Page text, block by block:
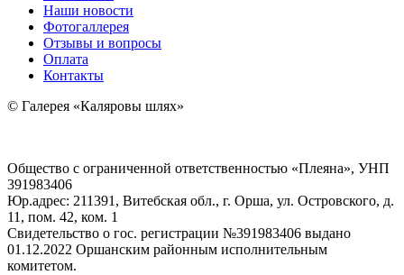
Наши новости
Фотогаллерея
Отзывы и вопросы
Оплата
Контакты
© Галерея «Каляровы шлях»
Общество с ограниченной ответственностью «Плеяна», УНП
391983406
Юр.адрес: 211391, Витебская обл., г. Орша, ул. Островского, д.
11, пом. 42, ком. 1
Свидетельство о гос. регистрации №391983406 выдано
01.12.2022 Оршанским районным исполнительным
комитетом.